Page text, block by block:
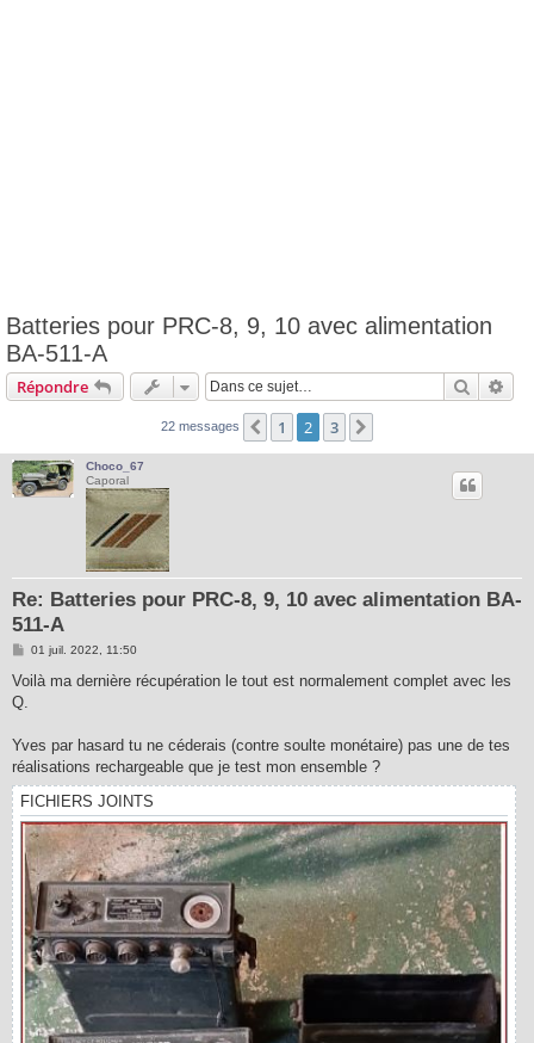
Batteries pour PRC-8, 9, 10 avec alimentation
BA-511-A
Répondre
22 messages Précédente
1 2 3
Choco_67
Caporal
Re: Batteries pour PRC-8, 9, 10 avec alimentation BA-
511-A
M
s
a
01 juil. 2022, 11:50
Voilà ma dernière récupération le tout est normalement complet avec les
Q.
Yves par hasard tu ne céderais (contre soulte monétaire) pas une de tes
réalisations rechargeable que je test mon ensemble ?
FICHIERS JOINTS